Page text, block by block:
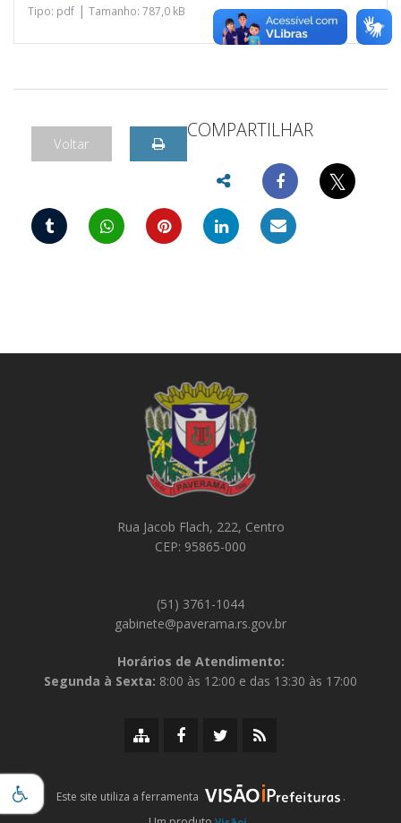
Tipo: pdf | Tamanho: 787,0 kB
Voltar
COMPARTILHAR
𝕏
Rua Jacob Flach, 222, Centro
CEP: 95865-000
(51) 3761-1044
gabinete@paverama.rs.gov.br
Horários de Atendimento:
Segunda à Sexta: 8:00 às 12:00 e das 13:30 às 17:00
MapaFacebookTwitter/X
RSS
Este site utiliza a ferramenta
.